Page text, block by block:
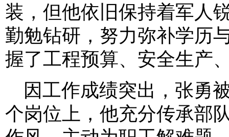
装，但他依旧保持着军人
勤勉钻研，努力弥补学历
握了工程预算、安全生产
因工作成绩突出，张勇
个岗位上，他充分传承部